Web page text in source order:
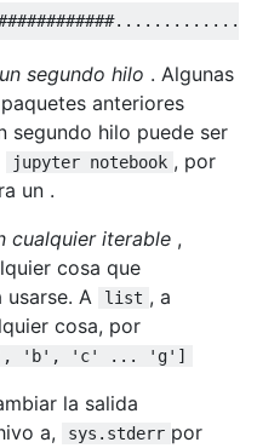
segundo hilo . Algunas
anteriores
segundo hilo puede ser
jupyter notebook , por
un .
cualquier iterable ,
cosa que
usarse. A list , a
cosa, por
'b', 'c' ... 'g']
la salida
a,
sys.stderr por